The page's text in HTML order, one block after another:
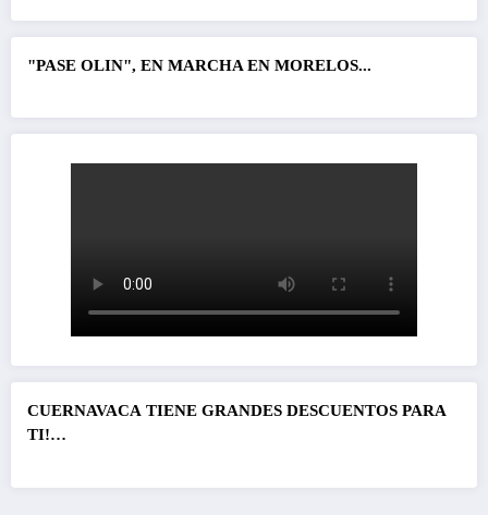
"PASE OLIN", EN MARCHA EN MORELOS...
CUERNAVACA TIENE GRANDES DESCUENTOS PARA
TI!…